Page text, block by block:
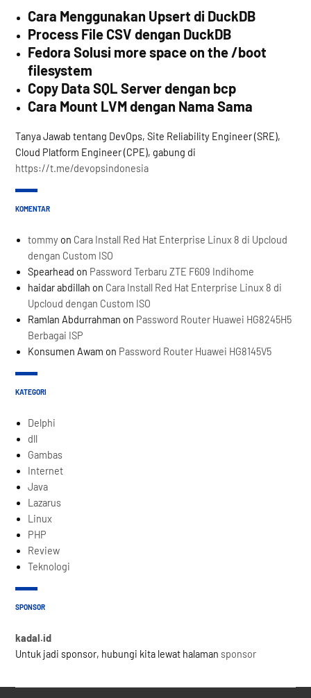
Cara Menggunakan Upsert di DuckDB
Process File CSV dengan DuckDB
Fedora Solusi more space on the /boot
filesystem
Copy Data SQL Server dengan bcp
Cara Mount LVM dengan Nama Sama
Tanya Jawab tentang DevOps, Site Reliability Engineer (SRE),
Cloud Platform Engineer (CPE), gabung di
https://t.me/devopsindonesia
KOMENTAR
tommy on Cara Install Red Hat Enterprise Linux 8 di Upcloud
dengan Custom ISO
Spearhead on Password Terbaru ZTE F609 Indihome
haidar abdillah on Cara Install Red Hat Enterprise Linux 8 di
Upcloud dengan Custom ISO
Ramlan Abdurrahman on Password Router Huawei HG8245H5
Berbagai ISP
Konsumen Awam on Password Router Huawei HG8145V5
KATEGORI
Delphi
dll
Gambas
Internet
Java
Lazarus
Linux
PHP
Review
Teknologi
SPONSOR
kadal.id
Untuk jadi sponsor, hubungi kita lewat halaman sponsor